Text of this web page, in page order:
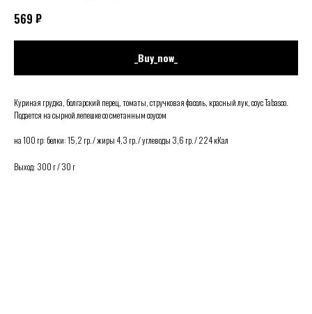
569 ₽
_Buy_now_
Куриная грудка, болгарский перец, томаты, стручковая фасоль, красный лук, соус Tabasco.
Подается на сырной лепешке со сметанным соусом
на 100 гр: белки: 15,2 гр. / жиры 4,3 гр. / углеводы 3,6 гр. / 224 кКал
Выход: 300 г / 30 г